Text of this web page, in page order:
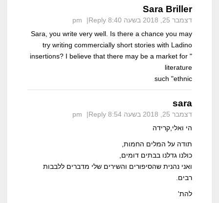
Sara Briller
דצמבר 25, 2018 בשעה 8:40 pm
Reply
Sara, you write very well. Is there a chance you may
try writing commercially short stories with Ladino
insertions? I believe that there may be a market for "
literature
such "ethnic
sara
דצמבר 25, 2018 בשעה 8:54 pm
Reply
הי ואלי,קרידה
תודה על המלים החמות,
כולנו גדלנו בבתים דומים,
ואני נהנית שהסיפורים והשירים שלי מדברים ללבבות
רבים.
להת'